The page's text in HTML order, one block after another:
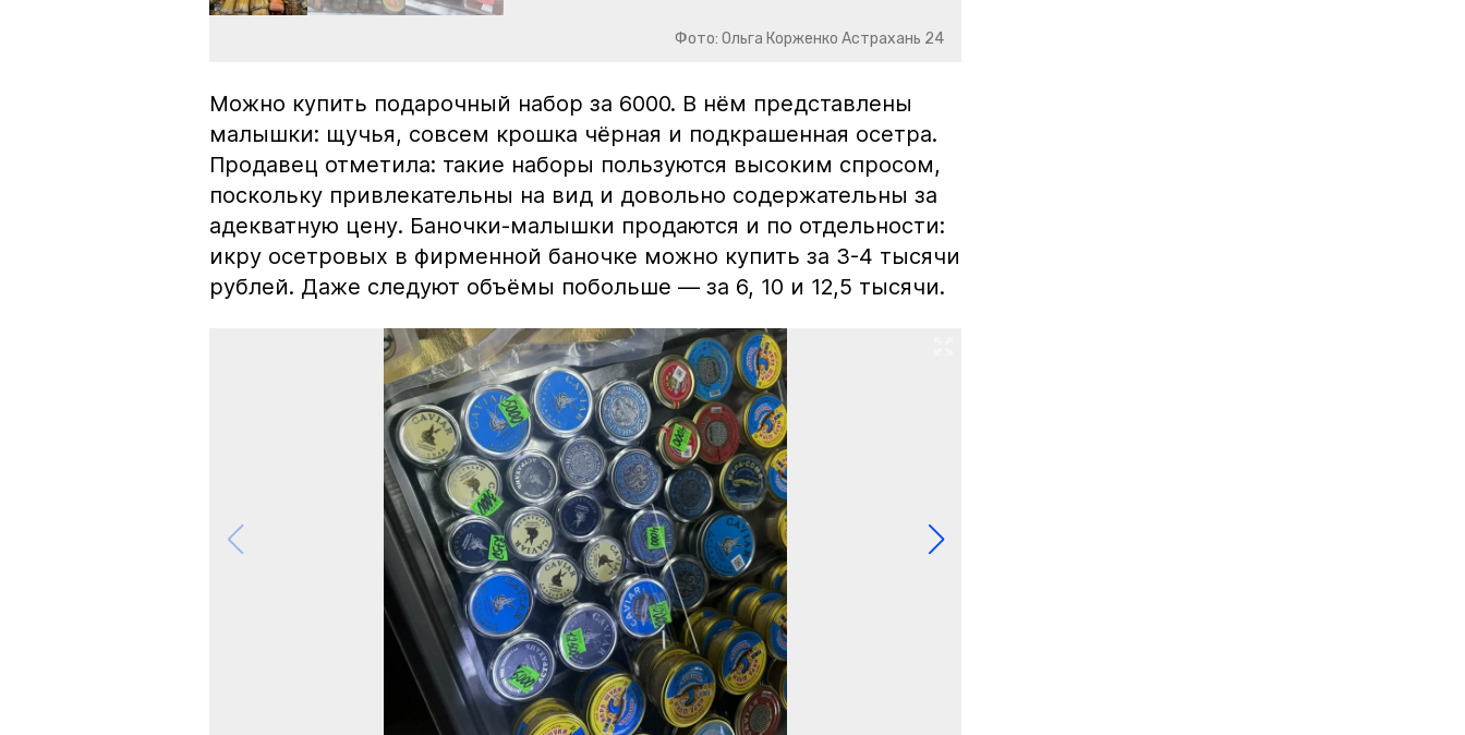
Фото: Ольга Корженко Астрахань 24
Можно купить подарочный набор за 6000. В нём представлены
малышки: щучья, совсем крошка чёрная и подкрашенная осетра.
Продавец отметила: такие наборы пользуются высоким спросом,
поскольку привлекательны на вид и довольно содержательны за
адекватную цену. Баночки-малышки продаются и по отдельности:
икру осетровых в фирменной баночке можно купить за 3-4 тысячи
рублей. Даже следуют объёмы побольше — за 6, 10 и 12,5 тысячи.